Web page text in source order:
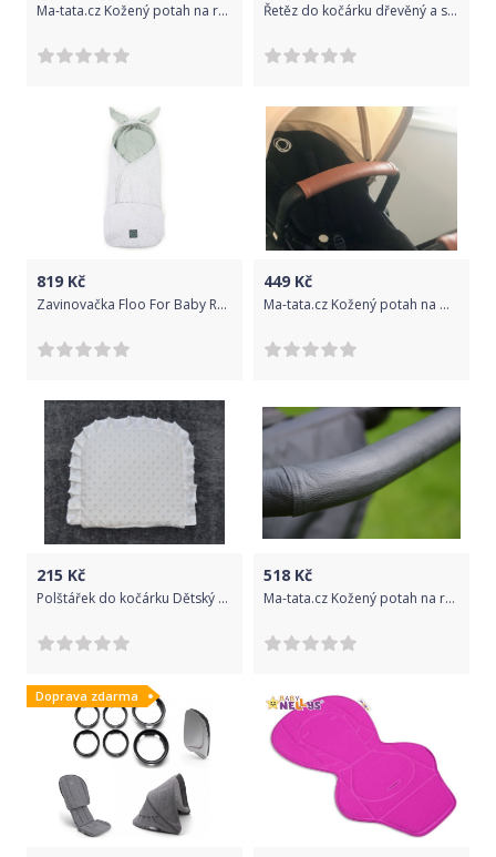
Ma-tata.cz Kožený potah na rukojeť kočárku - rodič Značka kočárku: X-Lander, Barva: černá, Model kočárku: X-Move Řetěz do kočárku dřevěný a silikon - Růžový (Goki)
819 Kč
Zavinovačka Floo For Baby Rabbit Grey 2021
449 Kč
Ma-tata.cz Kožený potah na madlo kočárku - dítě Značka kočárku: Bugaboo, Barva: hnědá, Model kočárku: Bee
215 Kč
Polštářek do kočárku Dětský svět bílý Minky
518 Kč
Ma-tata.cz Kožený potah na rukojeť kočárku - rodič Značka kočárku: X-Lander, Barva: černá, Model kočárku: America
Doprava zdarma